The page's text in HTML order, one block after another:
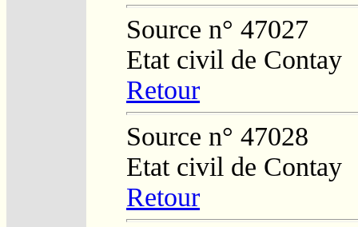
Source n° 47027
Etat civil de Contay
Retour
Source n° 47028
Etat civil de Contay
Retour